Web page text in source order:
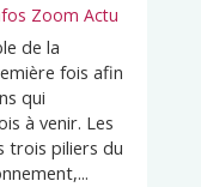
Zoom Actu
de la
fois afin
qui
à venir. Les
trois piliers du